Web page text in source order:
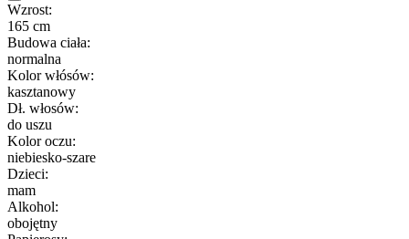
Wzrost:
165 cm
Budowa ciała:
normalna
Kolor włósów:
kasztanowy
Dł. włosów:
do uszu
Kolor oczu:
niebiesko-szare
Dzieci:
mam
Alkohol:
obojętny